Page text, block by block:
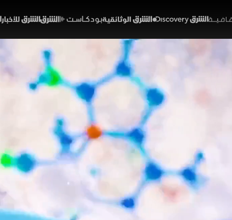
مذكرة سلام إقليمية لتقريب
واشنطن وطهران
53:14 أخبار
تترقب الأوساط السياسية نتائج مساعي الوسطاء بالمنطقة
في المواقف الدبلوماسية للولايات المتحدة لتفادي
المضايق الحيوية، بينما يواصل قطاع الحج والعمرة تنظيم
الأوبئة عالمياً.
برامج الشرق الإخبارية ألوان الشرق الولايات المتحدة